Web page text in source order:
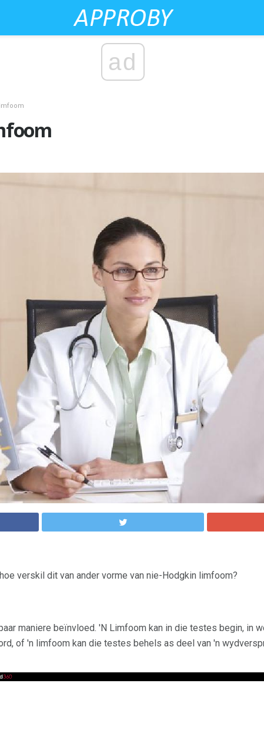
ad
verskil dit van ander vorme van nie-Hodgkin limfoom?
maniere beïnvloed. 'N Limfoom kan in die testes begin, in
of 'n limfoom kan die testes behels as deel van 'n